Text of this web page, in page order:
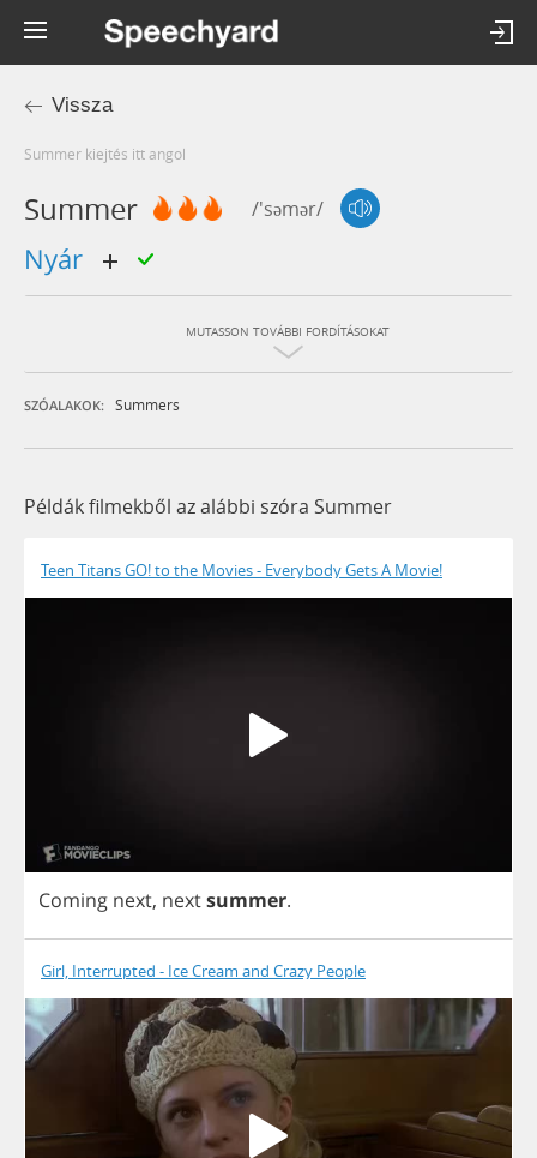
Vissza
summer kiejtés itt angol
Summer /'səmər/
nyár
MUTASSON TOVÁBBI FORDÍTÁSOKAT
SZÓALAKOK: Summers
Példák filmekből az alábbi szóra Summer
Teen Titans GO! to the Movies - Everybody Gets A Movie!
Coming next, nextsummer.
Girl, Interrupted - Ice Cream and Crazy People